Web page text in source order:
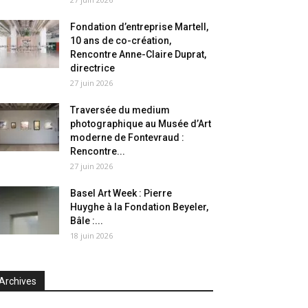
Fondation d’entreprise Martell,
10 ans de co-création,
Rencontre Anne-Claire Duprat,
directrice
27 juin 2026
Traversée du medium
photographique au Musée d’Art
moderne de Fontevraud :
Rencontre...
27 juin 2026
Basel Art Week : Pierre
Huyghe à la Fondation Beyeler,
Bâle :...
18 juin 2026